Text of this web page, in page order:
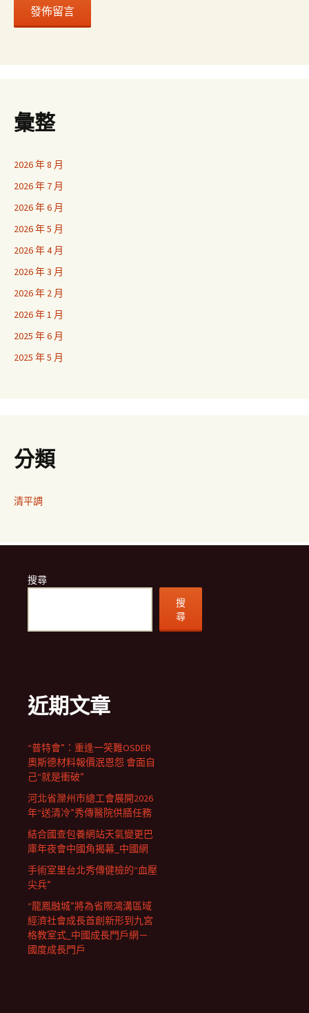
彙整
2026 年 8 月
2026 年 7 月
2026 年 6 月
2026 年 5 月
2026 年 4 月
2026 年 3 月
2026 年 2 月
2026 年 1 月
2025 年 6 月
2025 年 5 月
分類
清平調
搜尋
搜
尋
近期文章
“普特會”：重逢一笑難OSDER
奧斯德材料報價泯恩怨 會面自
己“就是衝破”
河北省灤州市總工會展開2026
年“送清冷”秀傳醫院供膳任務
結合國查包養網站天氣變更巴
庫年夜會中國角揭幕_中國網
手術室里台北秀傳健檢的“血壓
尖兵”
“龍鳳融城”將為省際鴻溝區域
經濟社會成長首創新形到九宮
格教室式_中國成長門戶網－
國度成長門戶